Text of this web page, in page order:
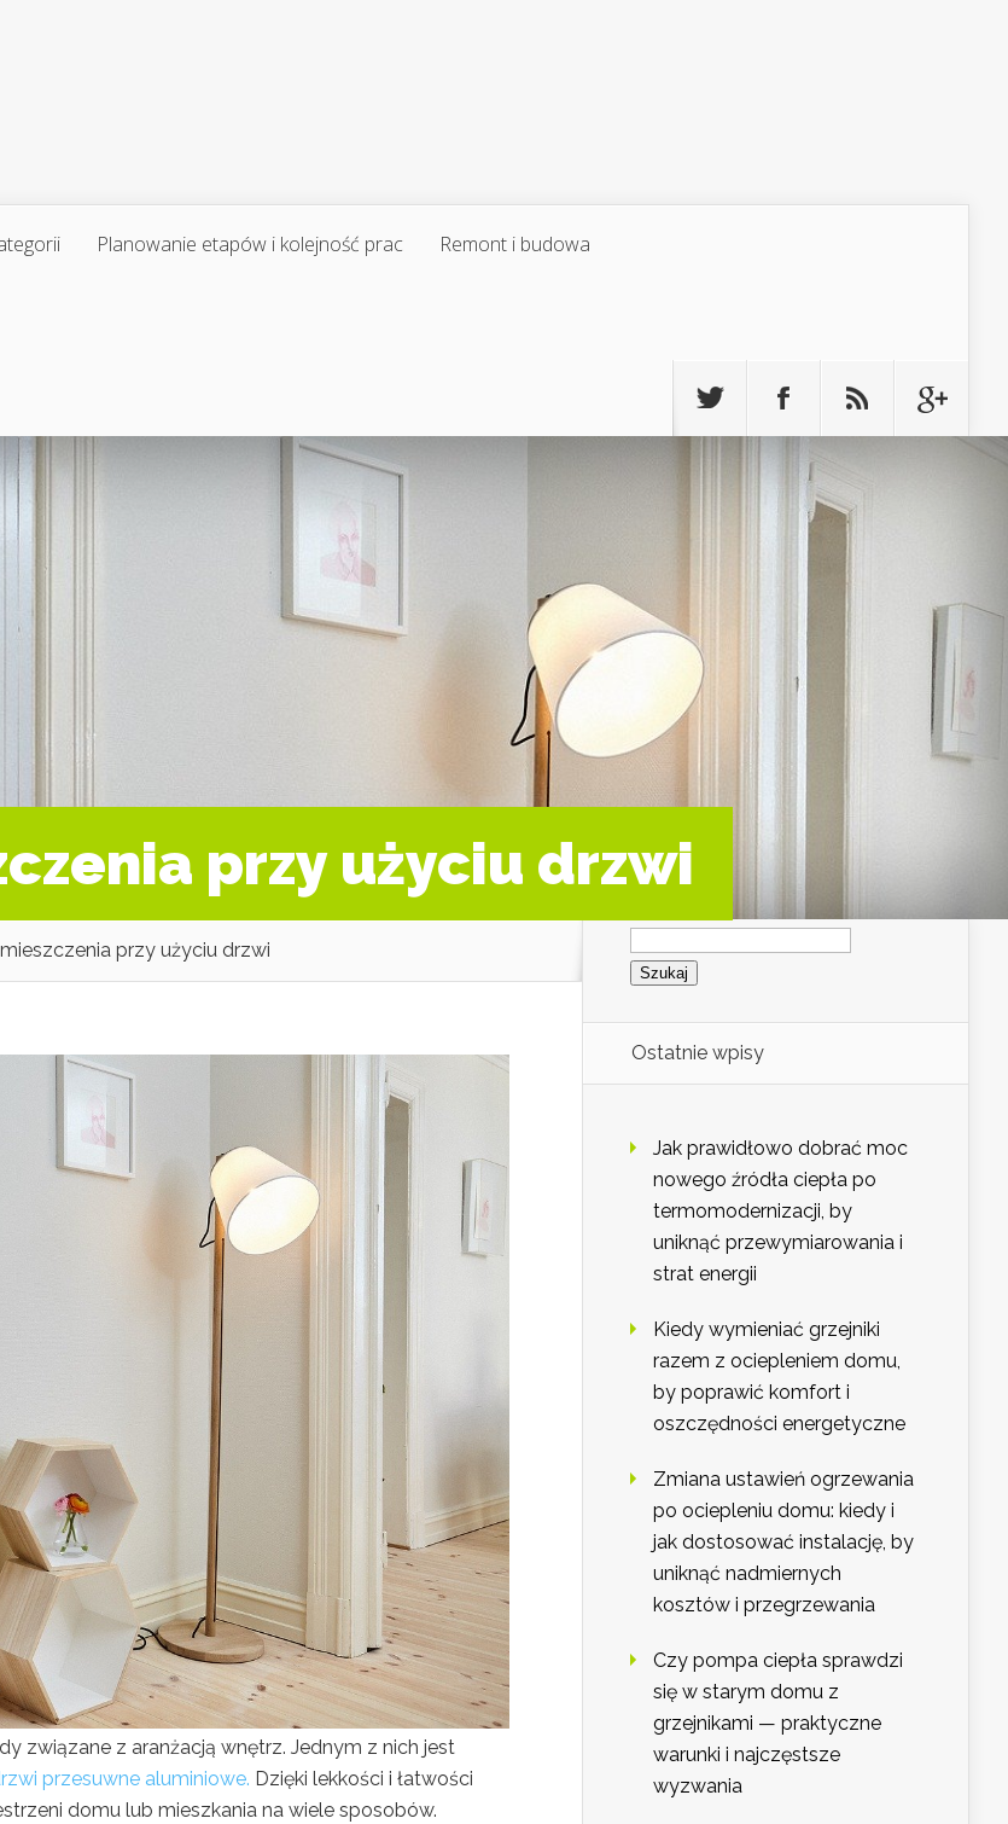
Planowanie etapów i kolejność prac Remont i budowa
przy użyciu drzwi
przy użyciu drzwi
związane z aranżacją wnętrz. Jednym z nich jest
przesuwne aluminiowe. Dzięki lekkości i łatwości
domu lub mieszkania na wiele sposobów.
Szukaj:
Ostatnie wpisy
Jak prawidłowo dobrać moc
nowego źródła ciepła po
termomodernizacji, by
uniknąć przewymiarowania i
strat energii
Kiedy wymieniać grzejniki
razem z ociepleniem domu,
by poprawić komfort i
oszczędności energetyczne
Zmiana ustawień ogrzewania
po ociepleniu domu: kiedy i
jak dostosować instalację, by
uniknąć nadmiernych
kosztów i przegrzewania
Czy pompa ciepła sprawdzi
się w starym domu z
grzejnikami — praktyczne
warunki i najczęstsze
wyzwania